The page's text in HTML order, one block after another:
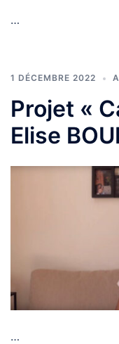
…
1 DÉCEMBRE 2022
Projet «
Elise
…